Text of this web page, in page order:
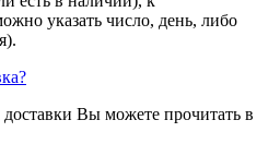
указать число, день, либо
доставки Вы можете прочитать в